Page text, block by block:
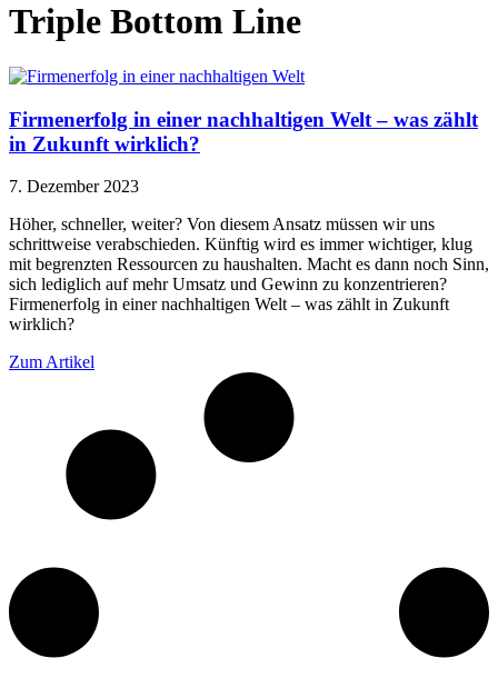
Triple Bottom Line
Firmenerfolg in einer nachhaltigen Welt – was zählt
in Zukunft wirklich?
7. Dezember 2023
Höher, schneller, weiter? Von diesem Ansatz müssen wir uns
schrittweise verabschieden. Künftig wird es immer wichtiger, klug
mit begrenzten Ressourcen zu haushalten. Macht es dann noch Sinn,
sich lediglich auf mehr Umsatz und Gewinn zu konzentrieren?
Firmenerfolg in einer nachhaltigen Welt – was zählt in Zukunft
wirklich?
Zum Artikel